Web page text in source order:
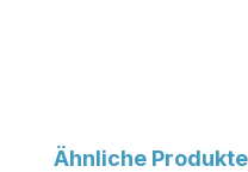
Produktgalerie
Ähnliche Produkte